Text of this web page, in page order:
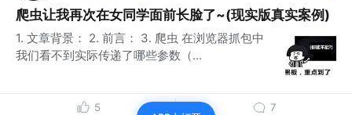
爬虫让我再次在女同学面前长脸了~(现实版真实案例)
1. 文章背景： 2. 前言： 3. 爬虫 在浏览器抓包中
我们看不到实际传递了哪些参数（...
5
7